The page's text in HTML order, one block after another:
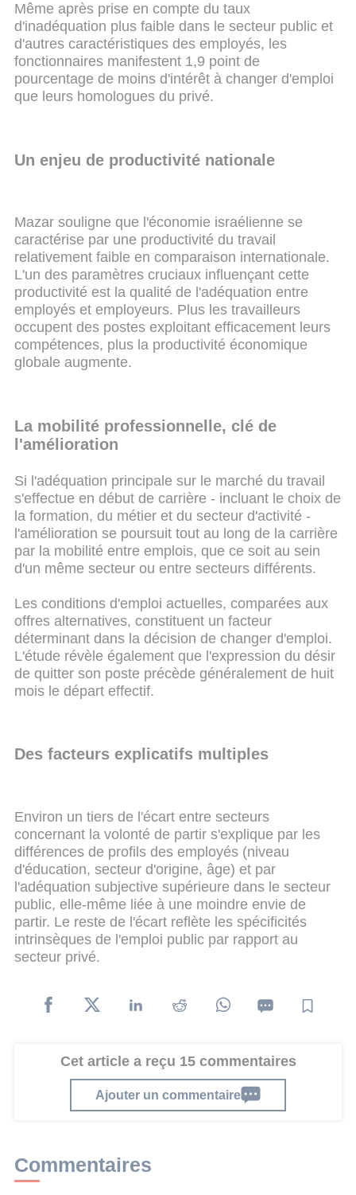
Même après prise en compte du taux
d'inadéquation plus faible dans le secteur public et
d'autres caractéristiques des employés, les
fonctionnaires manifestent 1,9 point de
pourcentage de moins d'intérêt à changer d'emploi
que leurs homologues du privé.
Un enjeu de productivité nationale
Mazar souligne que l'économie israélienne se
caractérise par une productivité du travail
relativement faible en comparaison internationale.
L'un des paramètres cruciaux influençant cette
productivité est la qualité de l'adéquation entre
employés et employeurs. Plus les travailleurs
occupent des postes exploitant efficacement leurs
compétences, plus la productivité économique
globale augmente.
La mobilité professionnelle, clé de
l'amélioration
Si l'adéquation principale sur le marché du travail
s'effectue en début de carrière - incluant le choix de
la formation, du métier et du secteur d'activité -
l'amélioration se poursuit tout au long de la carrière
par la mobilité entre emplois, que ce soit au sein
d'un même secteur ou entre secteurs différents.
Les conditions d'emploi actuelles, comparées aux
offres alternatives, constituent un facteur
déterminant dans la décision de changer d'emploi.
L'étude révèle également que l'expression du désir
de quitter son poste précède généralement de huit
mois le départ effectif.
Des facteurs explicatifs multiples
Environ un tiers de l'écart entre secteurs
concernant la volonté de partir s'explique par les
différences de profils des employés (niveau
d'éducation, secteur d'origine, âge) et par
l'adéquation subjective supérieure dans le secteur
public, elle-même liée à une moindre envie de
partir. Le reste de l'écart reflète les spécificités
intrinsèques de l'emploi public par rapport au
secteur privé.
Cet article a reçu 15 commentaires
Ajouter un commentaire
Commentaires